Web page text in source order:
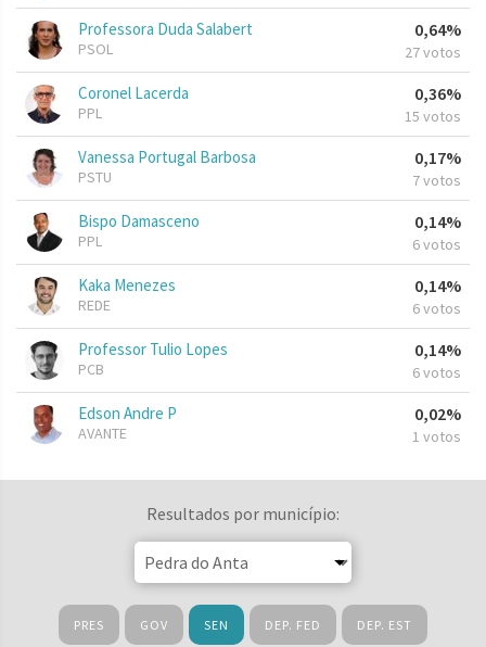
Professora Duda Salabert
PSOL
0,64%
27 votos
Coronel Lacerda
PPL
0,36%
15 votos
Vanessa Portugal Barbosa
PSTU
0,17%
7 votos
Bispo Damasceno
PPL
0,14%
6 votos
Kaka Menezes
REDE
0,14%
6 votos
Professor Tulio Lopes
PCB
0,14%
6 votos
Edson Andre P
AVANTE
0,02%
1 votos
Resultados por município:
PRES GOV SEN DEP. FED DEP. EST